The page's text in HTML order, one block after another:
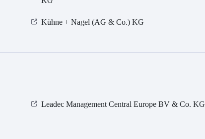
Kühne + Nagel (AG & Co.) KG
Leadec Management Central Europe BV & Co. KG